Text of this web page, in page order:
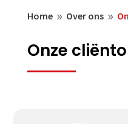
Home 9 Over ons 9
Onze